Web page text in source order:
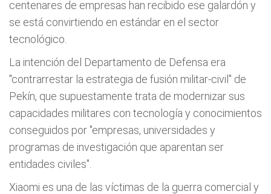
centenares de empresas han recibido ese galardón y
se está convirtiendo en estándar en el sector
tecnológico.
La intención del Departamento de Defensa era
"contrarrestar la estrategia de fusión militar-civil" de
Pekín, que supuestamente trata de modernizar sus
capacidades militares con tecnología y conocimientos
conseguidos por "empresas, universidades y
programas de investigación que aparentan ser
entidades civiles".
Xiaomi es una de las víctimas de la guerra comercial y